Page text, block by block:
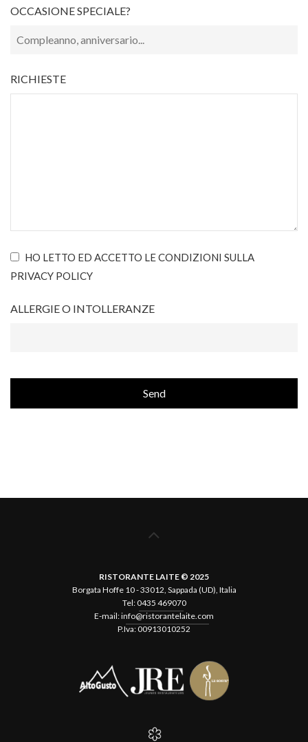
OCCASIONE SPECIALE?
RICHIESTE
HO LETTO ED ACCETTO LE CONDIZIONI SULLA
PRIVACY POLICY
ALLERGIE O INTOLLERANZE
Send
blank
RISTORANTE LAITE © 2025
Borgata Hoffe 10 - 33012, Sappada (UD), Italia
Tel:0435 469070
E-mail:info@ristorantelaite.com
P.Iva: 00913010252